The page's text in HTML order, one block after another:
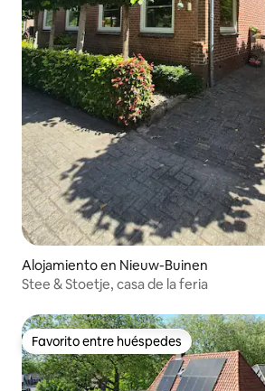
Alojamiento en Nieuw-Buinen
Stee & Stoetje, casa de la feria
Favorito entre huéspedes
Favorito entre huéspedes